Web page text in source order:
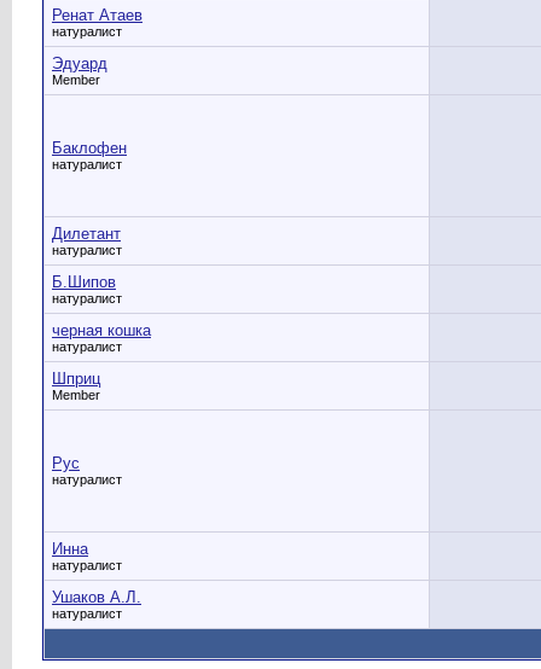
Ренат Атаев
натуралист
Эдуард
Member
Баклофен
натуралист
Дилетант
натуралист
Б.Шипов
натуралист
черная кошка
натуралист
Шприц
Member
Рус
натуралист
Инна
натуралист
Ушаков А.Л.
натуралист